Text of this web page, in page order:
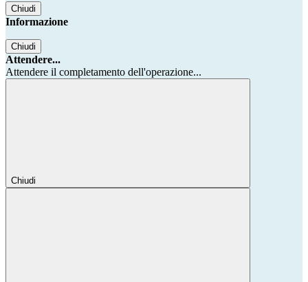
Chiudi
Informazione
Chiudi
Attendere...
Attendere il completamento dell'operazione...
Chiudi